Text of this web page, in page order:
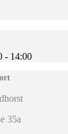
- 14:00
35a